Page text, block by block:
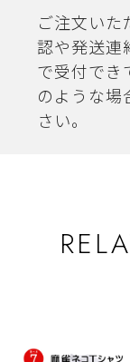
ご注文いた
認や発送連
で受付でき
のような場
さい。